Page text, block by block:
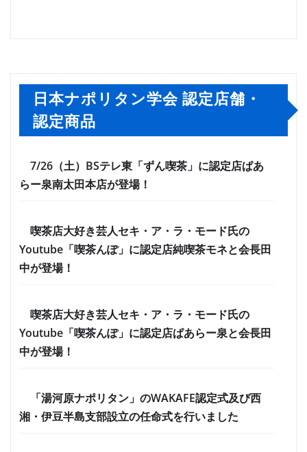
日本ナポリタン学会 認定店舗・
認定商品
7/26（土）BSテレ東「ずん喫茶」に認定店ぱあ
らー泉南太田本店が登場！
喫茶店大好き芸人セキ・ア・ラ・モード氏の
Youtube「喫茶んぽ」に認定店純喫茶モネと会長田
中が登場！
喫茶店大好き芸人セキ・ア・ラ・モード氏の
Youtube「喫茶んぽ」に認定店ぱあらー泉と会長田
中が登場！
「湯河原ナポリタン」のWAKAFE認定式及び西
湘・伊豆半島支部設立の任命式を行いました